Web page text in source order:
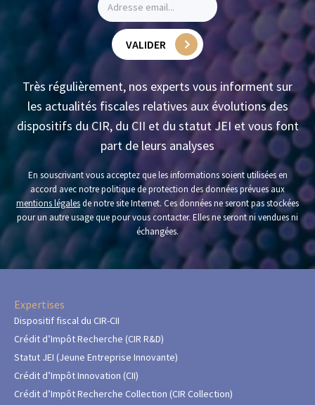
VALIDER
Très régulièrement, nos experts vous informent sur
les actualités fiscales relatives aux évolutions des
dispositifs du CIR, du CII et du statut JEI et vous font
part de leurs analyses
En souscrivant vous acceptez que les informations soient utilisées en
accord avec notre politique de protection des données prévues aux
mentions légalesde notre site Internet. Ces données ne seront pas stockées
pour un autre usage que pour vous contacter. Elles ne seront ni vendues ni
échangées.
Expertises
Dispositif fiscal du CIR-CII
Crédit d’Impôt Recherche (CIR R&D)
Statut JEI (Jeune Entreprise Innovante)
Crédit d’Impôt Innovation (CII)
Crédit d’Impôt Recherche Collection (CIR Collection)